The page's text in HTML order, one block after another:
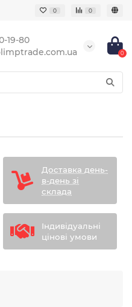
0 0
19-80
0
Доставка день-
в-день зі
склада
Індивідуальні
цінові умови